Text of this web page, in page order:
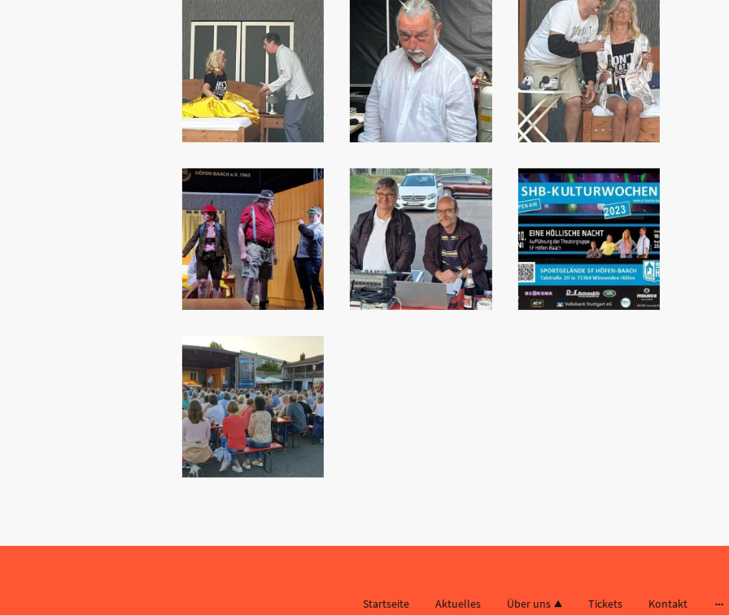
Startseite Aktuelles Über uns Tickets Kontakt